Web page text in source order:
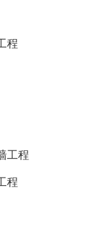
程
工程
程